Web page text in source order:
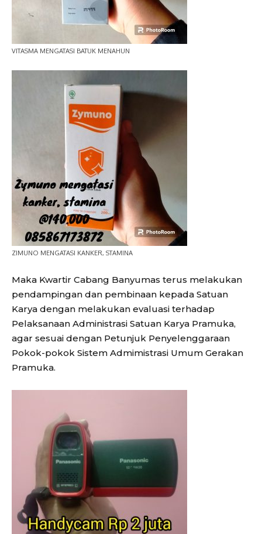
VITASMA MENGATASI BATUK MENAHUN
ZIMUNO MENGATASI KANKER, STAMINA
Maka Kwartir Cabang Banyumas terus melakukan
pendampingan dan pembinaan kepada Satuan
Karya dengan melakukan evaluasi terhadap
Pelaksanaan Administrasi Satuan Karya Pramuka,
agar sesuai dengan Petunjuk Penyelenggaraan
Pokok-pokok Sistem Admimistrasi Umum Gerakan
Pramuka.